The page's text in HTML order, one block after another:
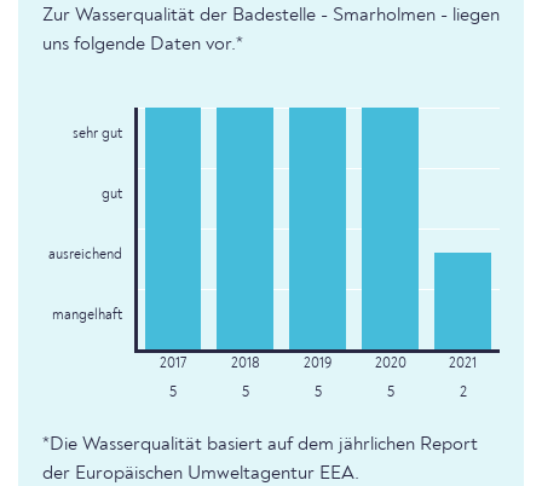
Zur Wasserqualität der Badestelle - Smarholmen - liegen
uns folgende Daten vor.*
sehr gut
gut
ausreichend
mangelhaft
5 5 5 5 2
*Die Wasserqualität basiert auf dem jährlichen Report
der Europäischen Umweltagentur EEA.